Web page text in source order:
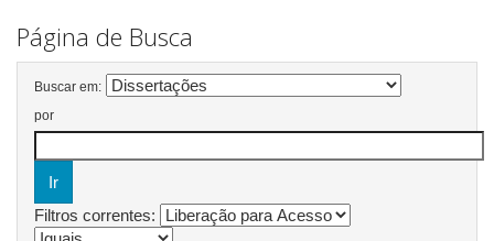
Página de Busca
Buscar em:
por
Filtros correntes: